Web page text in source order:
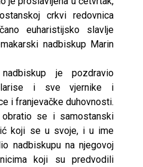
crkvi redovnica
euharistijsko slavlje
nadbiskup Marin
je pozdravio
i sve vjernike i
i franjevačke duhovnosti.
obratio se i samostanski
koji se u svoje, i u ime
nadbiskupu na njegovoj
koji su predvodili